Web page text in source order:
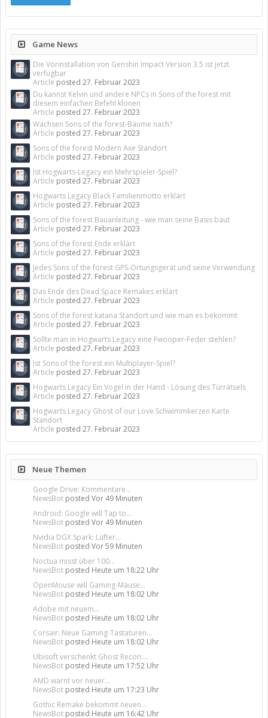
Game News
Die Vorinstallation von Genshin Impact Version 3.5 ist jetzt
verfügbar
Article posted 27. Februar 2023
Du kannst Kelvin und andere NPCs in Sons of the forest mit
diesem einfachen Befehl klonen
Article posted 27. Februar 2023
Wachsen Sons of the forest-Bäume nach?
Article posted 27. Februar 2023
Sons of the forest Modern Axe Standort
Article posted 27. Februar 2023
Ist Hogwarts-Legacy ein Mehrspieler-Spiel?
Article posted 27. Februar 2023
Hogwarts Legacy Black Familienmotto erklärt
Article posted 27. Februar 2023
Sons of the forest Bauanleitung - wie man seine Basis baut
Article posted 27. Februar 2023
Sons of the forest Ende erklärt
Article posted 27. Februar 2023
Jedes Sons of the forest GPS-Ortungsgerät und seine Verwendung
Article posted 27. Februar 2023
Das Ende des Dead Space Remakes erklärt
Article posted 27. Februar 2023
Sons of the forest katana Standort und wie man es bekommt
Article posted 27. Februar 2023
Sollte man in Hogwarts Legacy eine Fwooper-Feder stehlen?
Article posted 27. Februar 2023
Ist Sons of the forest ein Multiplayer-Spiel?
Article posted 27. Februar 2023
Hogwarts Legacy Ein Vogel in der Hand - Lösung des Türrätsels
Article posted 27. Februar 2023
Hogwarts Legacy Ghost of our Love Schwimmkerzen Karte
Standort
Article posted 27. Februar 2023
Neue Themen
Google Drive: Kommentare...
NewsBot posted Vor 49 Minuten
Android: Google will Tap to...
NewsBot posted Vor 49 Minuten
Nvidia DGX Spark: Lüfter...
NewsBot posted Vor 59 Minuten
Noctua misst über 100...
NewsBot posted Heute um 18:22 Uhr
OpenMouse will Gaming-Mäuse...
NewsBot posted Heute um 18:02 Uhr
Adobe mit neuem...
NewsBot posted Heute um 18:02 Uhr
Corsair: Neue Gaming-Tastaturen...
NewsBot posted Heute um 18:02 Uhr
Ubisoft verschenkt Ghost Recon:...
NewsBot posted Heute um 17:52 Uhr
AMD warnt vor neuer...
NewsBot posted Heute um 17:23 Uhr
Gothic Remake bekommt neuen...
NewsBot posted Heute um 16:42 Uhr